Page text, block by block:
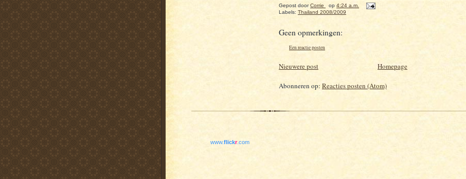
Gepost doorCorrie op 4:24 a.m.
Labels: Thailand 2008/2009
Geen opmerkingen:
Een reactie posten
Nieuwere post Homepage
Abonneren op: Reacties posten (Atom)
www.flickr.com